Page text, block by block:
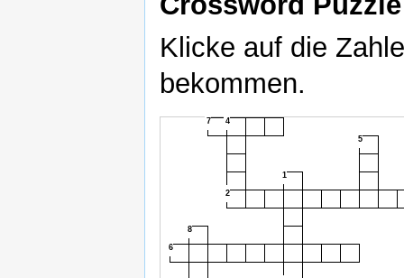
Klicke auf die
bekommen.
7
4
5
1
2
8
6